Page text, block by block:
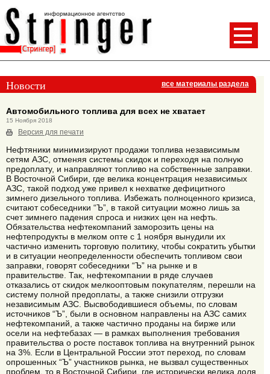
Новости все материалы раздела
Автомобильного топлива для всех не хватает
15 Ноября 2018
Версия для печати
Нефтяники минимизируют продажи топлива независимым
сетям АЗС, отменяя системы скидок и переходя на полную
предоплату, и направляют топливо на собственные заправки.
В Восточной Сибири, где велика концентрация независимых
АЗС, такой подход уже привел к нехватке дефицитного
зимнего дизельного топлива. Избежать полноценного кризиса,
считают собеседники “Ъ”, в такой ситуации можно лишь за
счет зимнего падения спроса и низких цен на нефть.
Обязательства нефтекомпаний заморозить цены на
нефтепродукты в мелком опте с 1 ноября вынудили их
частично изменить торговую политику, чтобы сократить убытки
и в ситуации неопределенности обеспечить топливом свои
заправки, говорят собеседники “Ъ” на рынке и в
правительстве. Так, нефтекомпании в ряде случаев
отказались от скидок мелкооптовым покупателям, перешли на
систему полной предоплаты, а также снизили отгрузки
независимым АЗС. Высвободившиеся объемы, по словам
источников “Ъ”, были в основном направлены на АЗС самих
нефтекомпаний, а также частично проданы на бирже или
осели на нефтебазах — в рамках выполнения требования
правительства о росте поставок топлива на внутренний рынок
на 3%. Если в Центральной России этот переход, по словам
опрошенных “Ъ” участников рынка, не вызвал существенных
проблем, то в Восточной Сибири, где исторически велика доля